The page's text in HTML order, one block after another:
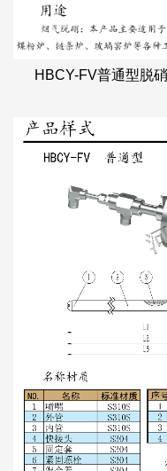
HBCY-FV普通型脱